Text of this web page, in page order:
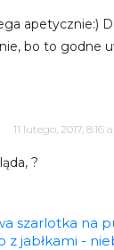
apetycznie:)
bo to godne
11 lutego, 2017, 8:16
?
szarlotka na
z jabłkami -